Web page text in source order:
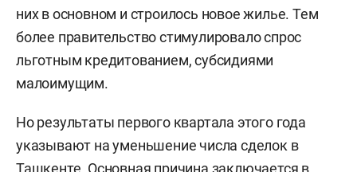
них в основном и строилось новое жилье. Тем
более правительство стимулировало спрос
льготным кредитованием, субсидиями
малоимущим.
Но результаты первого квартала этого года
указывают на уменьшение числа сделок в
Ташкенте. Основная причина заключается в